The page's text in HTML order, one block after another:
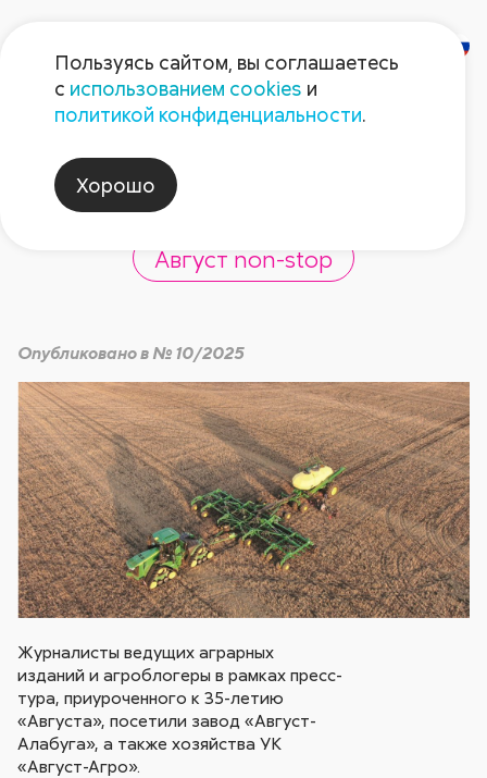
Мастер-класс от
«Август-Агро»
Август non-stop
Опубликовано в № 10/2025
Журналисты ведущих аграрных
изданий и агроблогеры в рамках пресс-
тура, приуроченного к 35-летию
«Августа», посетили завод «Август-
Алабуга», а также хозяйства УК
«Август-Агро».
Пользуясь сайтом, вы соглашаетесь
с использованием cookies и
политикой конфиденциальности.
Хорошо